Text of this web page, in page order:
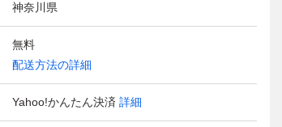
神奈川県
無料
配送方法の詳細
Yahoo!かんたん決済 詳細